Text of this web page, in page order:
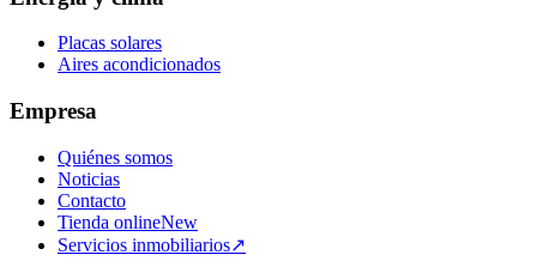
Placas solares
Aires acondicionados
Empresa
Quiénes somos
Noticias
Contacto
Tienda onlineNew
Servicios inmobiliarios↗